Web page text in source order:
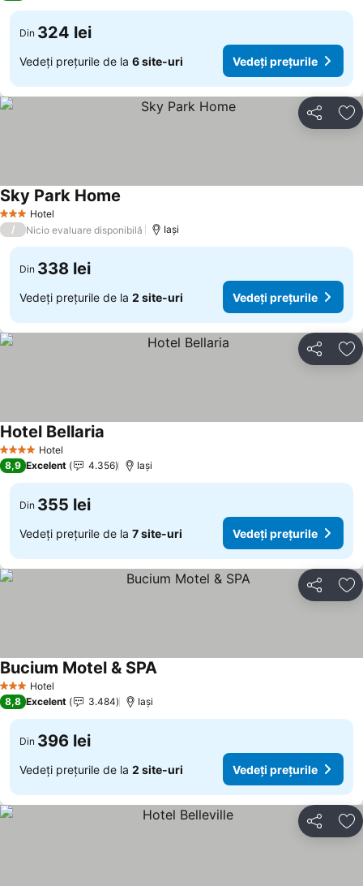
Din 324 lei
Vedeți prețurile de la 6 site-uri Vedeți prețurile
Distribuiți
3 SteleHotel
Sky Park Home
/ Nicio evaluare disponibilă Iaşi
Din 338 lei
Vedeți prețurile de la 2 site-uri Vedeți prețurile
Distribuiți
4 Stele Hotel
Hotel Bellaria
8,9 Excelent 4.356 Iaşi
Din 355 lei
Vedeți prețurile de la 7 site-uri Vedeți prețurile
Distribuiți
3 SteleHotel
Bucium Motel & SPAVedeți prețurile
8,8 Excelent 3.484 Iaşi
Din 396 lei
Vedeți prețurile de la 2 site-uri Vedeți prețurile
Distribuiți